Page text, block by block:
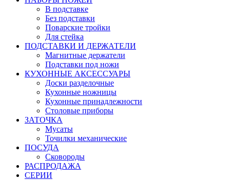
В подставке
Без подставки
Поварские тройки
Для стейка
ПОДСТАВКИ И ДЕРЖАТЕЛИ
Магнитные держатели
Подставки под ножи
КУХОННЫЕ АКСЕССУАРЫ
Доски разделочные
Кухонные ножницы
Кухонные принадлежности
Столовые приборы
ЗАТОЧКА
Мусаты
Точилки механические
ПОСУДА
Сковороды
РАСПРОДАЖА
СЕРИИ